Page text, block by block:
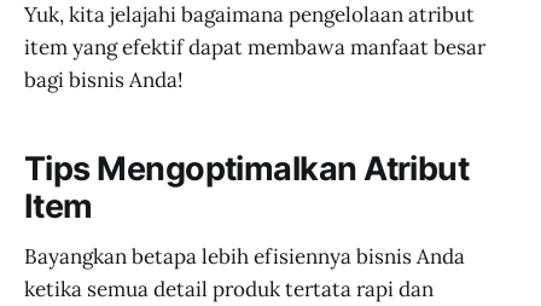
Yuk, kita jelajahi bagaimana pengelolaan atribut
item yang efektif dapat membawa manfaat besar
bagi bisnis Anda!
Tips Mengoptimalkan Atribut
Item
Bayangkan betapa lebih efisiennya bisnis Anda
ketika semua detail produk tertata rapi dan